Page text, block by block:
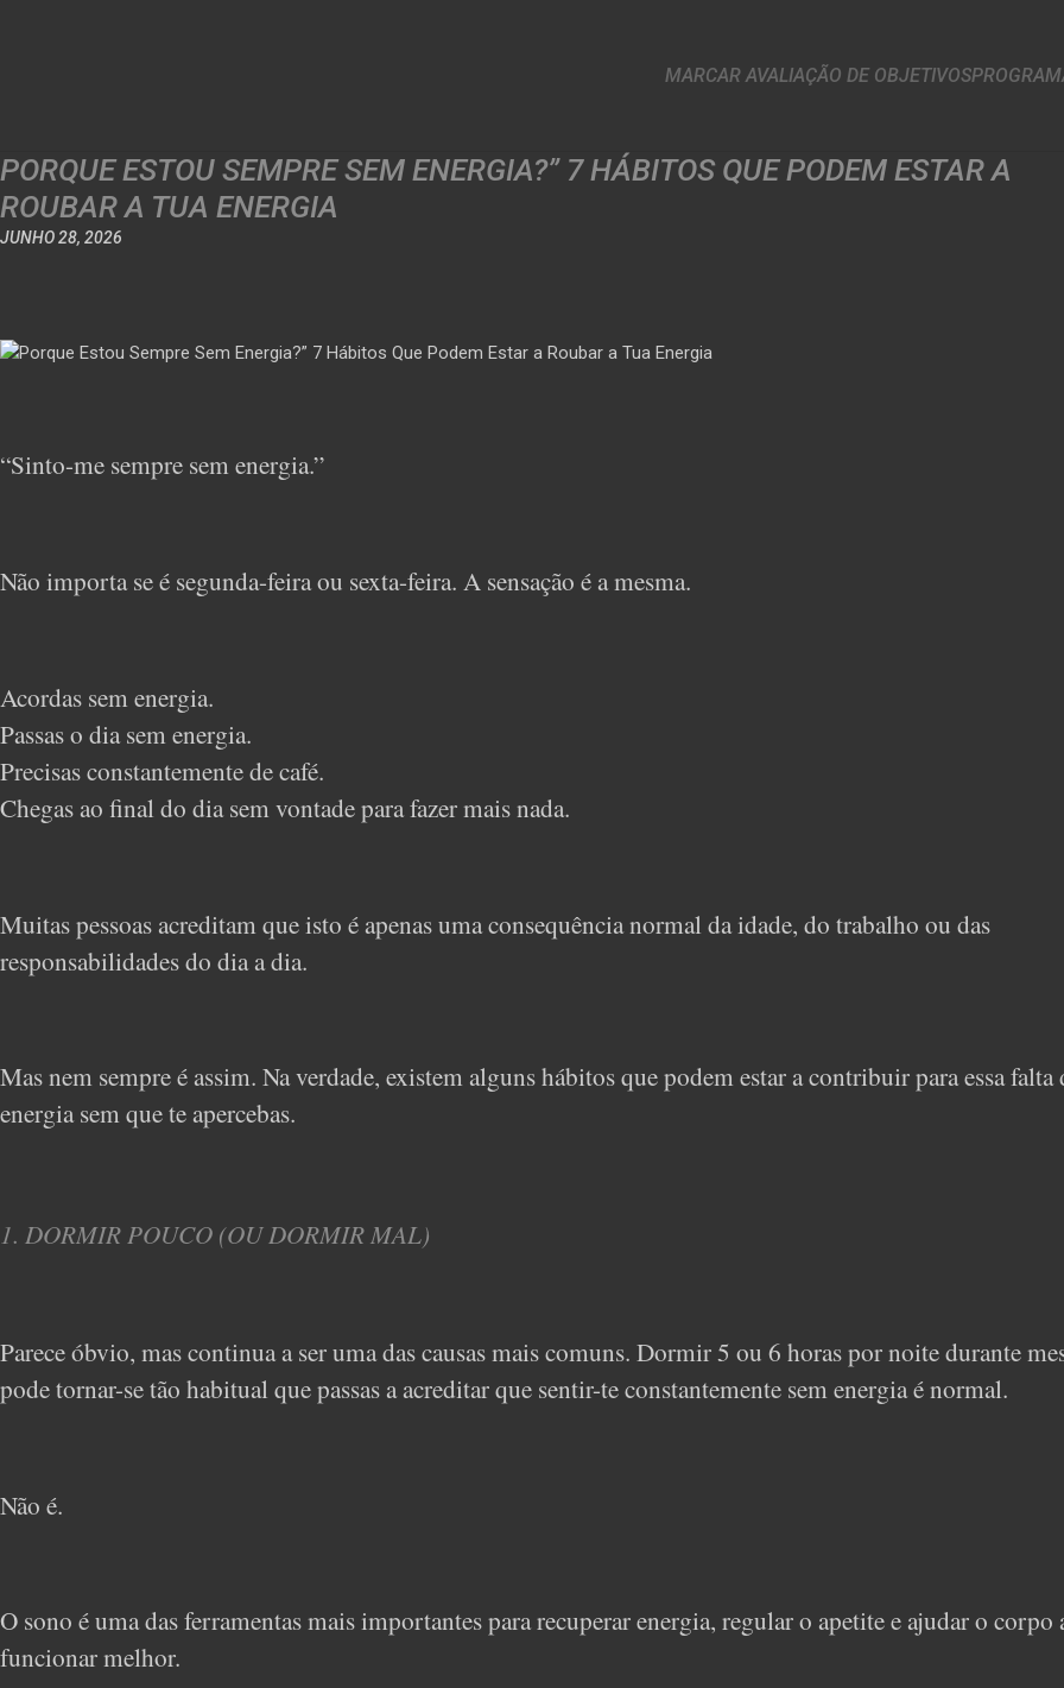
MARCAR AVALIAÇÃO DE OBJETIVOS
PORQUE ESTOU SEMPRE SEM ENERGIA?” 7 HÁBITOS QUE PODEM ESTAR A
ROUBAR A TUA ENERGIA
JUNHO 28, 2026
“Sinto-me sempre sem energia.”
Não importa se é segunda-feira ou sexta-feira. A sensação é a mesma.
Acordas sem energia.
Passas o dia sem energia.
Precisas constantemente de café.
Chegas ao final do dia sem vontade para fazer mais nada.
Muitas pessoas acreditam que isto é apenas uma consequência normal da idade, do trabalho ou das
responsabilidades do dia a dia.
Mas nem sempre é assim. Na verdade, existem alguns hábitos que podem estar a contribuir para essa falta
energia sem que te apercebas.
1. DORMIR POUCO (OU DORMIR MAL)
Parece óbvio, mas continua a ser uma das causas mais comuns. Dormir 5 ou 6 horas por noite durante
pode tornar-se tão habitual que passas a acreditar que sentir-te constantemente sem energia é normal.
Não é.
O sono é uma das ferramentas mais importantes para recuperar energia, regular o apetite e ajudar o corpo
funcionar melhor.